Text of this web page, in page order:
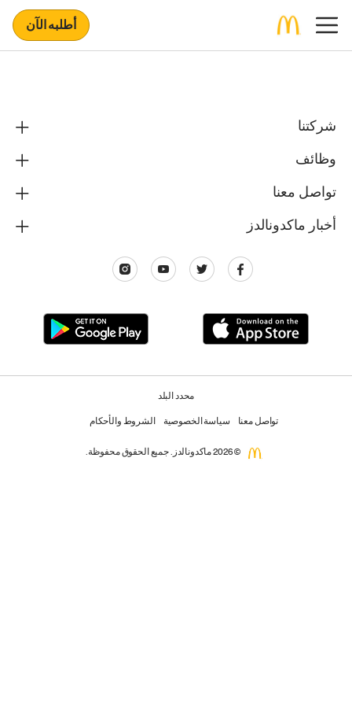
أطلبه الآن
شركتنا
وظائف
تواصل معنا
أخبار ماكدونالدز
محدد البلد
تواصل معنا سياسة الخصوصية الشروط والأحكام
© 2026 ماكدونالدز. جميع الحقوق محفوظة.